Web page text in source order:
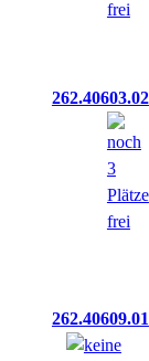
262.40603.02
262.40609.01